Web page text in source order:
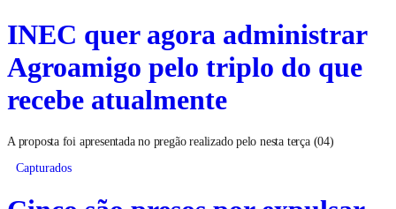
INEC quer agora administrar
Agroamigo pelo triplo do que
recebe atualmente
A proposta foi apresentada no pregão realizado pelo nesta terça (04)
Capturados